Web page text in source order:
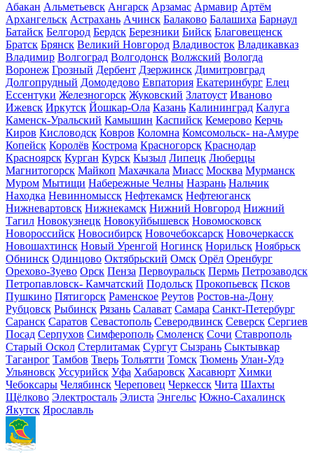
Абакан Альметьевск Ангарск Арзамас Армавир Артём
Архангельск Астрахань Ачинск Балаково Балашиха Барнаул
Батайск Белгород Бердск Березники Бийск Благовещенск
Братск Брянск Великий Новгород Владивосток Владикавказ
Владимир Волгоград Волгодонск Волжский Вологда
Воронеж Грозный Дербент Дзержинск Димитровград
Долгопрудный Домодедово Евпатория Екатеринбург Елец
Ессентуки Железногорск Жуковский Златоуст Иваново
Ижевск Иркутск Йошкар-Ола Казань Калининград Калуга
Каменск-Уральский Камышин Каспийск Кемерово Керчь
Киров Кисловодск Ковров Коломна Комсомольск- на-Амуре
Копейск Королёв Кострома Красногорск Краснодар
Красноярск Курган Курск Кызыл Липецк Люберцы
Магнитогорск Майкоп Махачкала Миасс Москва Мурманск
Муром Мытищи Набережные Челны Назрань Нальчик
Находка Невинномысск Нефтекамск Нефтеюганск
Нижневартовск Нижнекамск Нижний Новгород Нижний
Тагил Новокузнецк Новокуйбышевск Новомосковск
Новороссийск Новосибирск Новочебоксарск Новочеркасск
Новошахтинск Новый Уренгой Ногинск Норильск Ноябрьск
Обнинск Одинцово Октябрьский Омск Орёл Оренбург
Орехово-Зуево Орск Пенза Первоуральск Пермь Петрозаводск
Петропавловск- Камчатский Подольск Прокопьевск Псков
Пушкино Пятигорск Раменское Реутов Ростов-на-Дону
Рубцовск Рыбинск Рязань Салават Самара Санкт-Петербург
Саранск Саратов Севастополь Северодвинск Северск Сергиев
Посад Серпухов Симферополь Смоленск Сочи Ставрополь
Старый Оскол Стерлитамак Сургут Сызрань Сыктывкар
Таганрог Тамбов Тверь Тольятти Томск Тюмень Улан-Удэ
Ульяновск Уссурийск Уфа Хабаровск Хасавюрт Химки
Чебоксары Челябинск Череповец Черкесск Чита Шахты
Щёлково Электросталь Элиста Энгельс Южно-Сахалинск
Якутск Ярославль